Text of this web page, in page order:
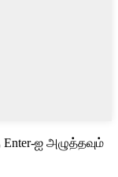
Enter-ஐ அழுத்தவும்